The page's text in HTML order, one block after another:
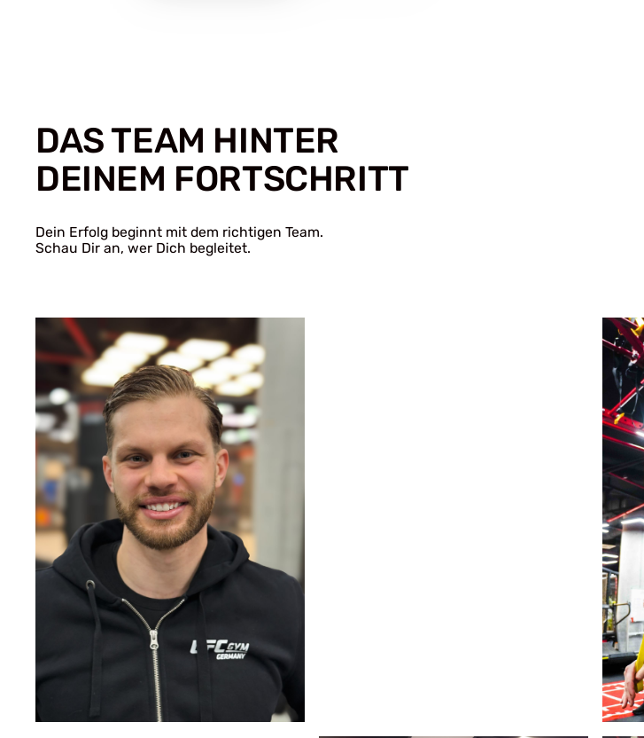
DAS TEAM HINTER
DEINEM FORTSCHRITT
Dein Erfolg beginnt mit dem richtigen Team.
Schau Dir an, wer Dich begleitet.